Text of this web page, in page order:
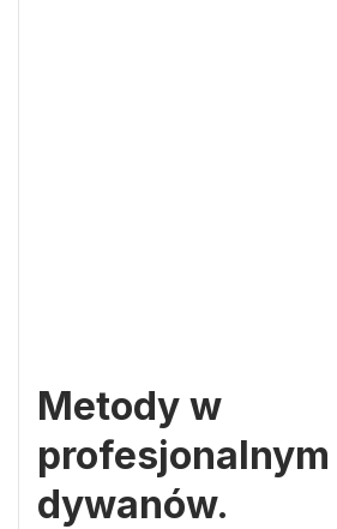
Metody w
dywanów.